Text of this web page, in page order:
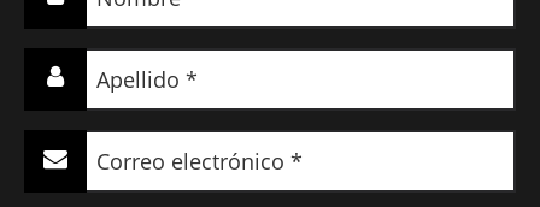
(Required)
Apellido
(Required)
electrónico
(Required)